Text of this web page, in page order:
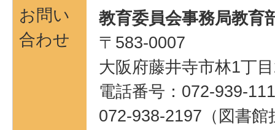
お問い
合わせ
教育委員会事務局教育
〒583-0007
大阪府藤井寺市林1丁
電話番号：072-939-
072-938-2197（図書館